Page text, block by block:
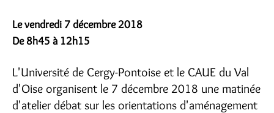
Le vendredi 7 décembre 2018
De 8h45 à 12h15
L'Université de Cergy-Pontoise et le CAUE du Val
d'Oise organisent le 7 décembre 2018 une matinée
d'atelier débat sur les orientations d'aménagement